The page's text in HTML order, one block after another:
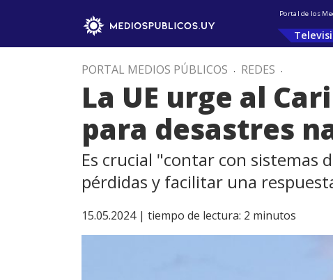
Portal de los
PORTAL MEDIOS PÚBLICOS . REDES .
La UE urge al
para desastres
Es crucial "contar con sistemas
pérdidas y facilitar una
15.05.2024 | tiempo de lectura: 2 minutos